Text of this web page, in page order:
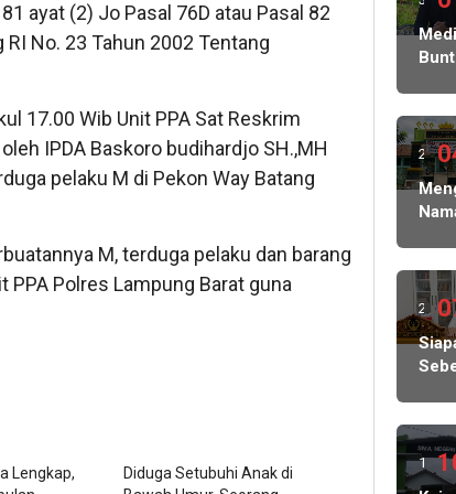
ayat (2) Jo Pasal 76D atau Pasal 82
No. 23 Tahun 2002 Tentang
17.00 Wib Unit PPA Sat Reskrim
IPDA Baskoro budihardjo SH.,MH
pelaku M di Pekon Way Batang
M, terduga pelaku dan barang
PPA Polres Lampung Barat guna
Lengkap,
Diduga Setubuhi Anak di
lalu
Juta
Ke
2
lalu
di
1
tiba
dan
2
lalu
1